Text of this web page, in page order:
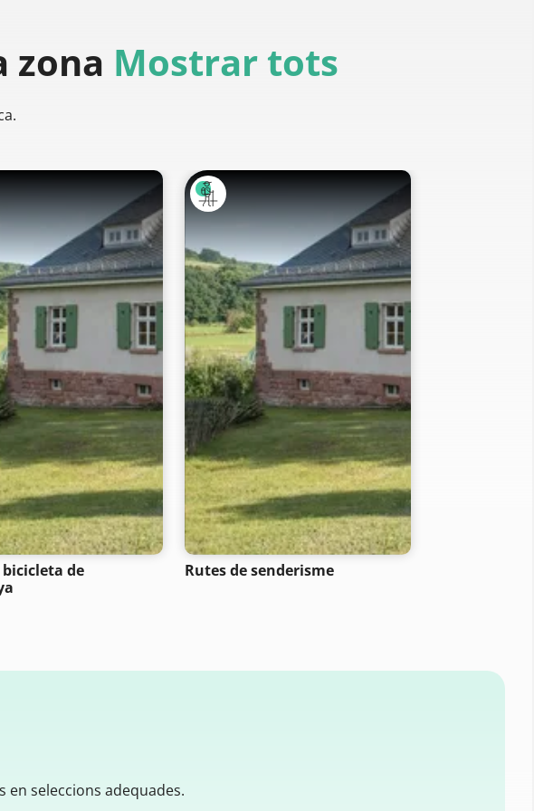
zona Mostrar tots
bicicleta de
Rutes de senderisme
seleccions adequades.